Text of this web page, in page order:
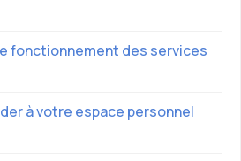
fonctionnement des services
à votre espace personnel